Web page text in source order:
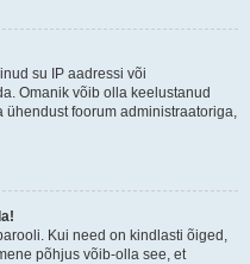
su IP aadressi või
Omanik võib olla keelustanud
foorum administraatoriga,
Kui need on kindlasti õiged,
põhjus võib-olla see, et